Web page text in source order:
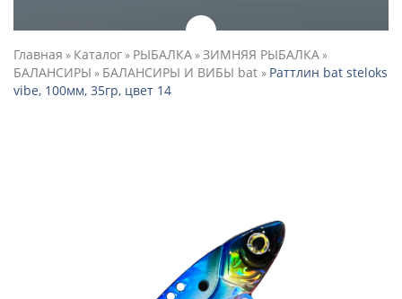
Главная » Каталог» РЫБАЛКА»ЗИМНЯЯ РЫБАЛКА»
БАЛАНСИРЫ » БАЛАНСИРЫ И ВИБЫ bat » Раттлин bat steloks
vibe, 100мм, 35гр, цвет 14